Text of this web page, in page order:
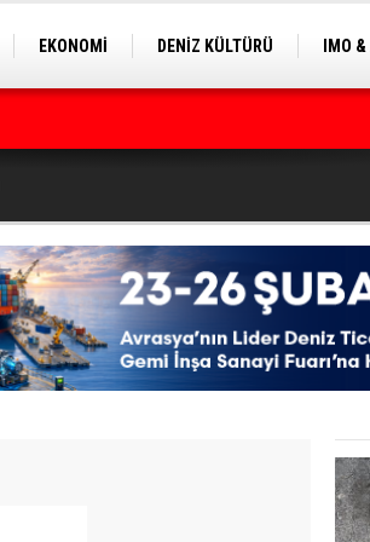
EKONOMİ DENİZ KÜLTÜRÜ
IMO